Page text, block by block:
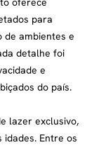
para
ambientes e
detalhe foi
e
do país.
lazer exclusivo,
Entre os